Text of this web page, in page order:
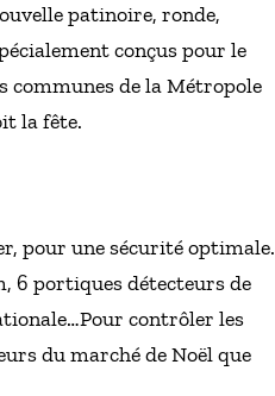
patinoire, ronde,
conçus pour le
communes de la Métropole
la fête.
pour une sécurité optimale.
6 portiques détecteurs de
contrôler les
du marché de Noël que